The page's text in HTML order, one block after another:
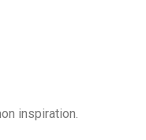
inspiration.